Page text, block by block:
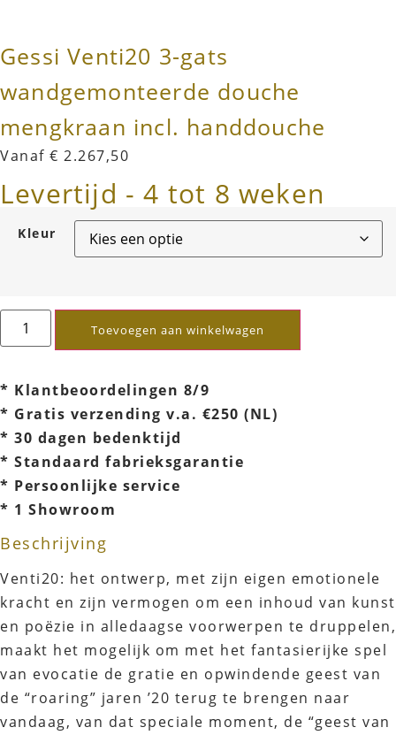
Gessi Venti20 3-gats
wandgemonteerde douche
mengkraan incl. handdouche
Vanaf € 2.267,50
Levertijd - 4 tot 8 weken
Kleur
Toevoegen aan winkelwagen
* Klantbeoordelingen 8/9
* Gratis verzending v.a. €250 (NL)
* 30 dagen bedenktijd
* Standaard fabrieksgarantie
* Persoonlijke service
* 1 Showroom
Beschrijving
Venti20: het ontwerp, met zijn eigen emotionele
kracht en zijn vermogen om een ​​inhoud van kunst
en poëzie in alledaagse voorwerpen te druppelen,
maakt het mogelijk om met het fantasierijke spel
van evocatie de gratie en opwindende geest van
de “roaring” jaren ’20 terug te brengen naar
vandaag, van dat speciale moment, de “geest van